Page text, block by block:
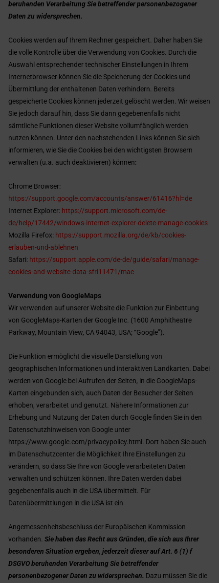
beruhenden Verarbeitung Sie betreffender personenbezogener
Daten zu widersprechen.
Cookies werden auf Ihrem Rechner gespeichert. Daher haben Sie
die volle Kontrolle über die Verwendung von Cookies. Durch die
Auswahl entsprechender technischer Einstellungen in Ihrem
Internetbrowser können Sie die Speicherung der Cookies und
Übermittlung der enthaltenen Daten verhindern. Bereits
gespeicherte Cookies können jederzeit gelöscht werden. Wir weisen
Sie jedoch darauf hin, dass Sie dann gegebenenfalls nicht
sämtliche Funktionen dieser Website vollumfänglich werden
nutzen können. Unter den nachstehenden Links können Sie sich
informieren, wie Sie die Cookies bei den wichtigsten Browsern
verwalten (u.a. auch deaktivieren) können:
Chrome Browser:
https://support.google.com/accounts/answer/61416?hl=de
Internet Explorer: https://support.microsoft.com/de-
de/help/17442/windows-internet-explorer-delete-manage-cookies
Mozilla Firefox: https://support.mozilla.org/de/kb/cookies-
erlauben-und-ablehnen
Safari: https://support.apple.com/de-de/guide/safari/manage-
cookies-and-website-data-sfri11471/mac
Verwendung von GoogleMaps
Wir verwenden auf unserer Website die Funktion zur Einbettung
von GoogleMaps-Karten der Google Inc. (1600 Amphitheatre
Parkway, Mountain View, CA 94043, USA; “Google”).
Die Funktion ermöglicht die visuelle Darstellung von
geographischen Informationen und interaktiven Landkarten. Dabei
werden von Google bei Aufrufen der Seiten, in die GoogleMaps-
Karten eingebunden sich, auch Daten der Besucher der Seiten
erhoben, verarbeitet und genutzt. Nähere Informationen zur
Erhebung und Nutzung der Daten durch Google finden Sie in den
Datenschutzhinweisen von Google unter
https://www.google.com/privacypolicy.html. Dort haben Sie auch
im Datenschutzcenter die Möglichkeit Ihre Einstellungen zu
verändern, so dass Sie Ihre von Google verarbeiteten Daten
verwalten und schützen können. Ihre Daten werden dabei
gegebenenfalls auch in die USA übermittelt. Für
Datenübermittlungen in die USA ist ein
Angemessenheitsbeschluss der Europäischen Kommission
vorhanden.Sie haben das Recht aus Gründen, die sich aus Ihrer
besonderen Situation ergeben, jederzeit dieser auf Art. 6 (1) f
DSGVO beruhenden Verarbeitung Sie betreffender
personenbezogener Daten zu widersprechen. Dazu müssen Sie die